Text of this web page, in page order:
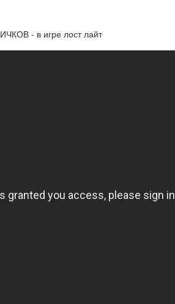
- в игре лост лайт